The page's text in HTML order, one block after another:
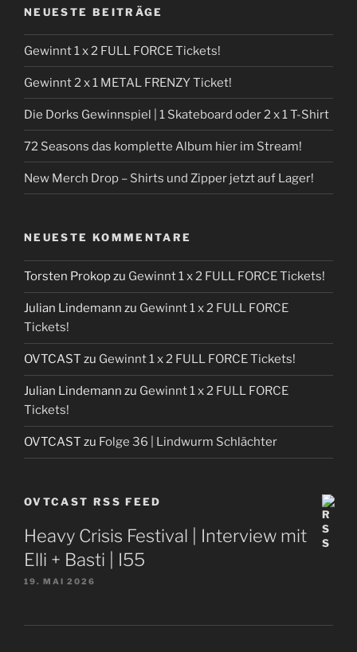
NEUESTE BEITRÄGE
Gewinnt 1 x 2 FULL FORCE Tickets!
Gewinnt 2 x 1 METAL FRENZY Ticket!
Die Dorks Gewinnspiel | 1 Skateboard oder 2 x 1 T-Shirt
72 Seasons das komplette Album hier im Stream!
New Merch Drop – Shirts und Zipper jetzt auf Lager!
NEUESTE KOMMENTARE
Torsten Prokopzu Gewinnt 1 x 2 FULL FORCE Tickets!
Julian Lindemann zu Gewinnt 1 x 2 FULL FORCE
Tickets!
OVTCAST zu Gewinnt 1 x 2 FULL FORCE Tickets!
Julian Lindemann zu Gewinnt 1 x 2 FULL FORCE
Tickets!
OVTCAST zu Folge 36 | Lindwurm Schlächter
OVTCAST RSS FEED
Heavy Crisis Festival | Interview mit
Elli + Basti | I55
19. MAI 2026